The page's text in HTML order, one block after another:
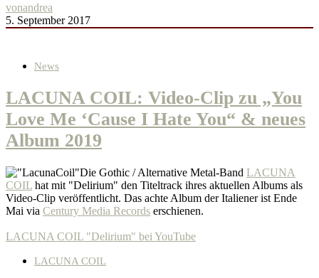
vonandrea
5. September 2017
News
LACUNA COIL: Video-Clip zu „You
Love Me ‘Cause I Hate You“ & neues
Album 2019
Die Gothic / Alternative Metal-Band LACUNA
COIL hat mit "Delirium" den Titeltrack ihres aktuellen Albums als
Video-Clip veröffentlicht. Das achte Album der Italiener ist Ende
Mai via Century Media Records erschienen.
LACUNA COIL "Delirium" bei YouTube
LACUNA COIL